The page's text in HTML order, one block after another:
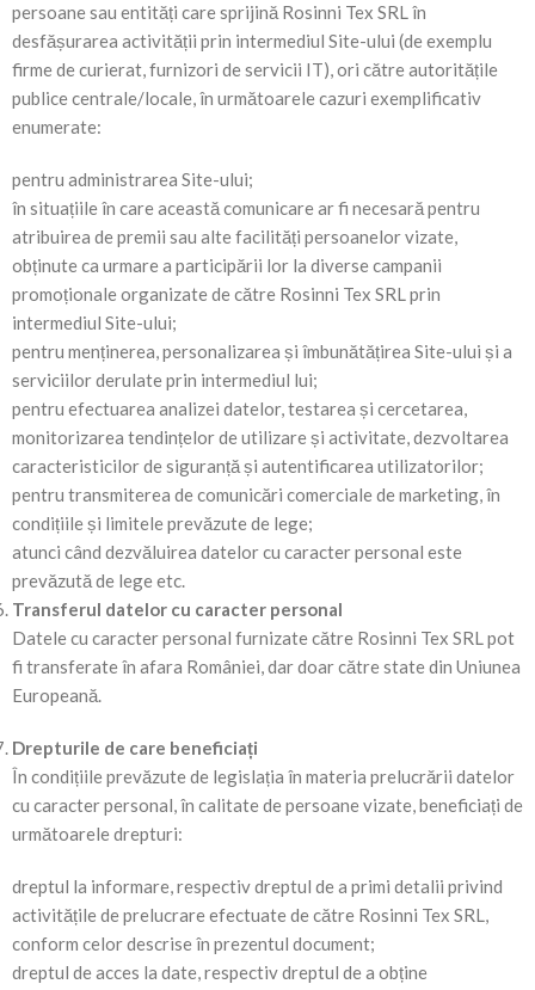
persoane sau entități care sprijină Rosinni Tex SRL în
desfășurarea activității prin intermediul Site-ului (de exemplu
firme de curierat, furnizori de servicii IT), ori către autoritățile
publice centrale/locale, în următoarele cazuri exemplificativ
enumerate:
pentru administrarea Site-ului;
în situațiile în care această comunicare ar fi necesară pentru
atribuirea de premii sau alte facilități persoanelor vizate,
obținute ca urmare a participării lor la diverse campanii
promoționale organizate de către Rosinni Tex SRL prin
intermediul Site-ului;
pentru menținerea, personalizarea și îmbunătățirea Site-ului și a
serviciilor derulate prin intermediul lui;
pentru efectuarea analizei datelor, testarea și cercetarea,
monitorizarea tendințelor de utilizare și activitate, dezvoltarea
caracteristicilor de siguranță și autentificarea utilizatorilor;
pentru transmiterea de comunicări comerciale de marketing, în
condițiile și limitele prevăzute de lege;
atunci când dezvăluirea datelor cu caracter personal este
prevăzută de lege etc.
Transferul datelor cu caracter personal
Datele cu caracter personal furnizate către Rosinni Tex SRL pot
fi transferate în afara României, dar doar către state din Uniunea
Europeană.
Drepturile de care beneficiați
În condițiile prevăzute de legislația în materia prelucrării datelor
cu caracter personal, în calitate de persoane vizate, beneficiați de
următoarele drepturi:
dreptul la informare, respectiv dreptul de a primi detalii privind
activitățile de prelucrare efectuate de către Rosinni Tex SRL,
conform celor descrise în prezentul document;
dreptul de acces la date, respectiv dreptul de a obține